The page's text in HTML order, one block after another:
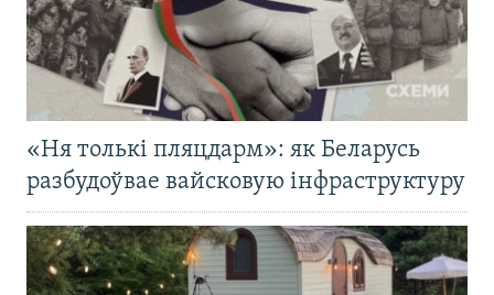
«Ня толькі пляцдарм»: як Беларусь
разбудоўвае вайсковую інфраструктуру